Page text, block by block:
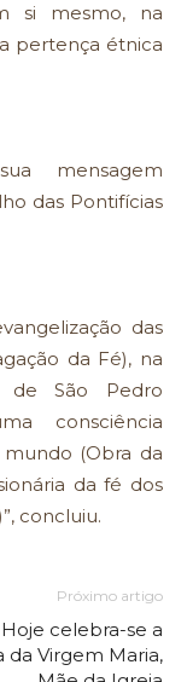
si mesmo, na
pertença étnica
mensagem
das Pontifícias
das
da Fé), na
de São Pedro
consciência
(Obra da
da fé dos
concluiu.
Próximo artigo
Hoje celebra-se a
da Virgem Maria,